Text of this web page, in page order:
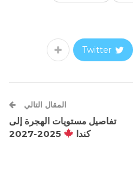
Twitter
المقال التالي
تفاصيل مستويات الهجرة إلى
كندا